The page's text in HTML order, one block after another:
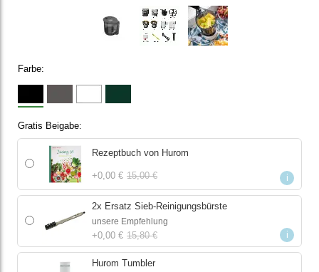
Farbe:
Gratis Beigabe
Rezeptbuch von Hurom
+0,00 € 15,00 € i
2x Ersatz Sieb-Reinigungsbürste
unsere Empfehlung
+0,00 € 15,80 € i
Hurom Tumbler